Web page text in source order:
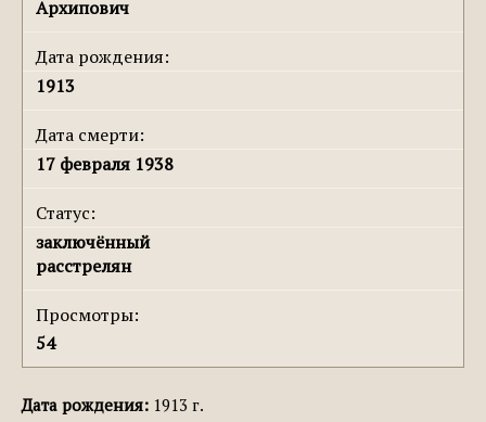
Архипович
Дата рождения:
1913
Дата смерти:
17 февраля 1938
Статус:
заключённый
расстрелян
Просмотры:
54
Дата рождения: 1913 г.